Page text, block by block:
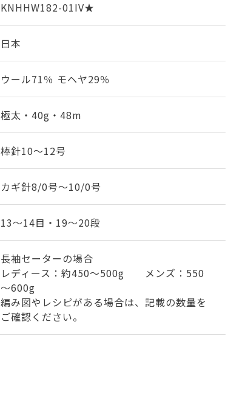
KNHHW182-01IV★
日本
ウール71％ モヘヤ29％
極太・40g・48m
棒針10～12号
カギ針8/0号～10/0号
13～14目・19～20段
長袖セーターの場合
レディース：約450～500g メンズ：550
～600g
編み図やレシピがある場合は、記載の数量を
ご確認ください。